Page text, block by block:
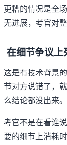
更糟的情况是全
无进展，考官对
在细节争议上
这是有技术背景
节对方说错了，
么结论都没出来。
考官不是在看谁
要的细节上消耗